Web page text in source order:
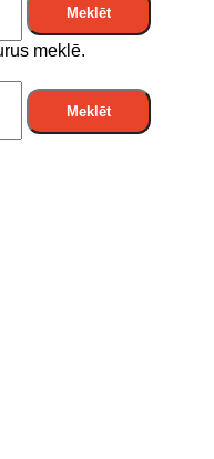
Meklēt
meklē.
Meklēt